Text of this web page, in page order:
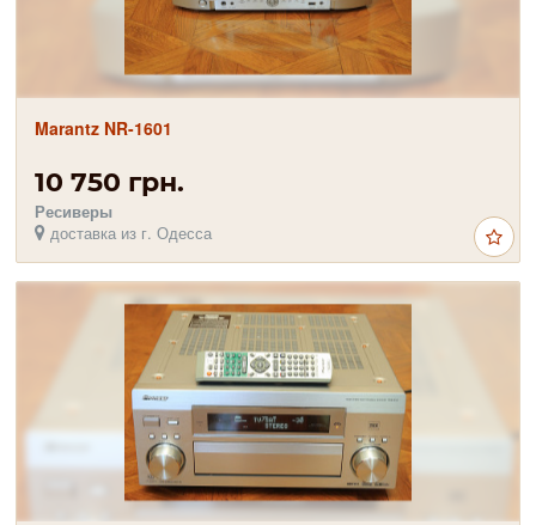
Marantz NR-1601
10 750 грн.
Ресиверы
доставка из г. Одесса